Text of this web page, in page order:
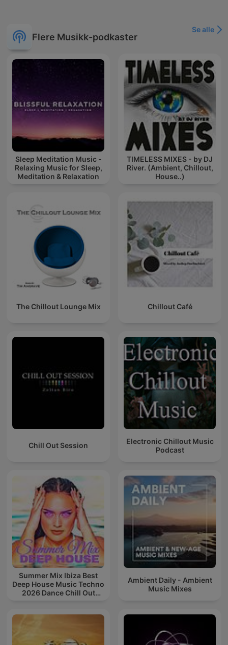
Flere Musikk-podkaster
Se alle
Sleep Meditation Music -
Relaxing Music for Sleep,
Meditation & Relaxation
TIMELESS MIXES - by DJ
River. (Ambient, Chillout,
House..)
The Chillout Lounge Mix Chillout Café
Chill Out Session
Electronic Chillout Music
Podcast
Summer Mix Ibiza Best
Deep House Music Techno
2026 Dance Chill Out
Ambient Daily - Ambient
Music Mixes